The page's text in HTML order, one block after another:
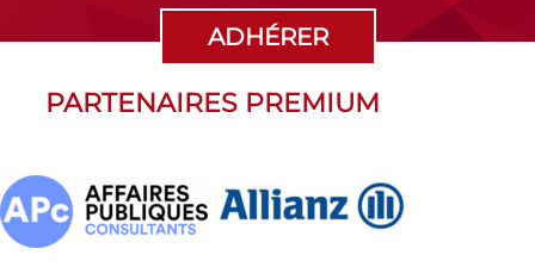
ADHÉRER
PARTENAIRES PREMIUM